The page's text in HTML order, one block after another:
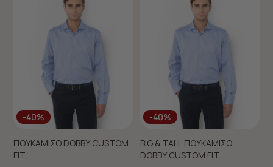
-40%
ΠΟΥΚΑΜΙΣΟ DOBBY CUSTOM
FIT
-40%
BIG & TALL ΠΟΥΚΑΜΙΣΟ
DOBBY CUSTOM FIT